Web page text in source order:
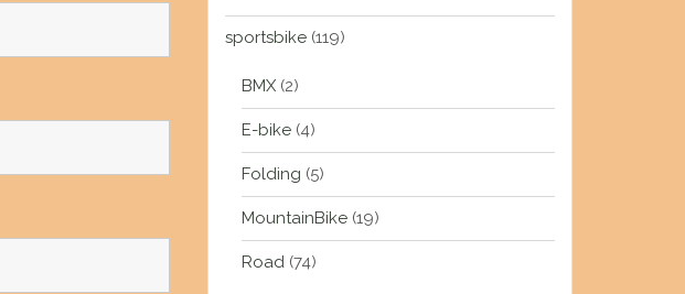
sportsbike (119)
BMX (2)
E-bike (4)
Folding (5)
MountainBike (19)
Road (74)